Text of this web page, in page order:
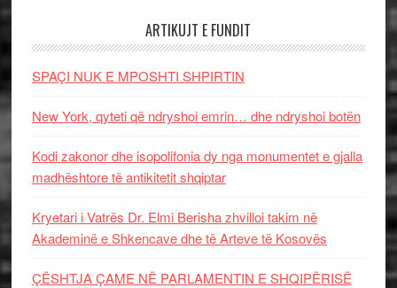
ARTIKUJT E FUNDIT
SPAÇI NUK E MPOSHTI SHPIRTIN
New York, qyteti që ndryshoi emrin… dhe ndryshoi botën
Kodi zakonor dhe isopolifonia dy nga monumentet e gjalla
madhështore të antikitetit shqiptar
Kryetari i Vatrës Dr. Elmi Berisha zhvilloi takim në
Akademinë e Shkencave dhe të Arteve të Kosovës
ÇËSHTJA ÇAME NË PARLAMENTIN E SHQIPËRISË